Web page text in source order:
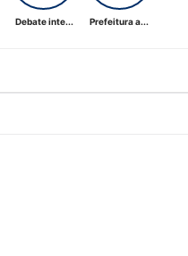
Debate inte... Prefeitura a...